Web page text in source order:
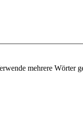
mehrere Wörter